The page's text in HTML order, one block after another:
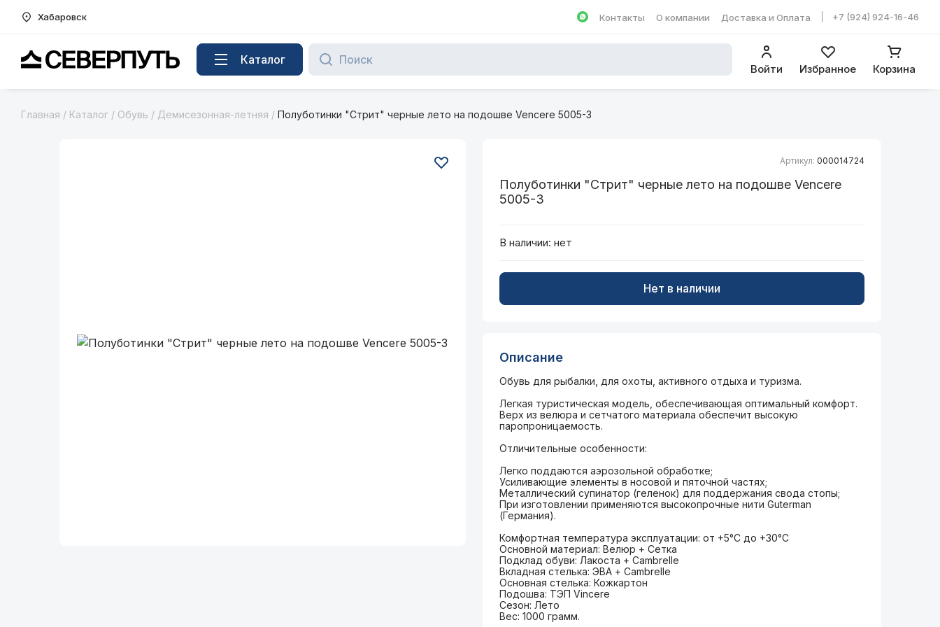
Хабаровск
Написать в WhatsApp
Контакты О компании Доставка и Оплата +7 (924) 924-16-46
Вернуться на главную страницу Каталог
Войти Избранное Корзина
Главная / Каталог / Обувь / Демисезонная-летняя / Полуботинки "Стрит" черные лето на подошве Vencere 5005-3
Артикул: 000014724
Полуботинки "Стрит" черные лето на подошве Vencere
5005-3
В наличии: нет
Нет в наличии
Описание
Обувь для рыбалки, для охоты, активного отдыха и туризма.
Легкая туристическая модель, обеспечивающая оптимальный комфорт.
Верх из велюра и сетчатого материала обеспечит высокую
паропроницаемость.
Отличительные особенности:
Легко поддаются аэрозольной обработке;
Усиливающие элементы в носовой и пяточной частях;
Металлический супинатор (геленок) для поддержания свода стопы;
При изготовлении применяются высокопрочные нити Guterman
(Германия).
Комфортная температура эксплуатации: от +5°С до +30°С
Основной материал: Велюр + Сетка
Подклад обуви: Лакоста + Cambrelle
Вкладная стелька: ЭВА + Cambrelle
Основная стелька: Кожкартон
Подошва: ТЭП Vincere
Сезон: Лето
Вес: 1000 грамм.